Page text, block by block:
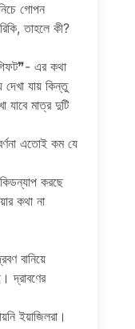
গোপন
তাহলে কী?
এর কথা
যায় কিন্তু
মাত্র দুটি
এতোই কম যে
করছে
কথা না
বানিয়ে
দ্রাবণের
ইয়াজিলরা।